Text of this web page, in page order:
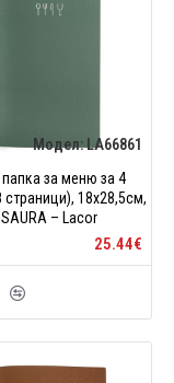
Модел:LA66861
за меню за 4
страници), 18x28,5см,
– Lacor
25.44€